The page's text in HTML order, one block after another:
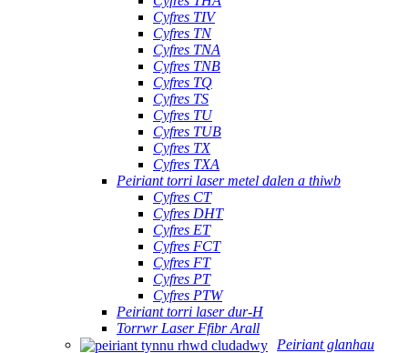
Cyfres TIV
Cyfres TN
Cyfres TNA
Cyfres TNB
Cyfres TQ
Cyfres TS
Cyfres TU
Cyfres TUB
Cyfres TX
Cyfres TXA
Peiriant torri laser metel dalen a thiwb
Cyfres CT
Cyfres DHT
Cyfres ET
Cyfres FCT
Cyfres FT
Cyfres PT
Cyfres PTW
Peiriant torri laser dur-H
Torrwr Laser Ffibr Arall
Peiriant glanhau